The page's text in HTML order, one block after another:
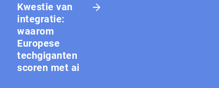
Kwestie van
integratie:
waarom
Europese
techgiganten
scoren met ai